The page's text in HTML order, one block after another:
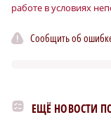
работе в условиях
Сообщить об
ЕЩЁ НОВОСТИ